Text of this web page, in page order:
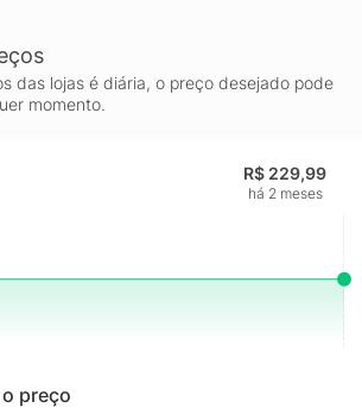
das lojas é diária, o preço desejado pode
momento.
R$ 229,99
há 2 meses
preço